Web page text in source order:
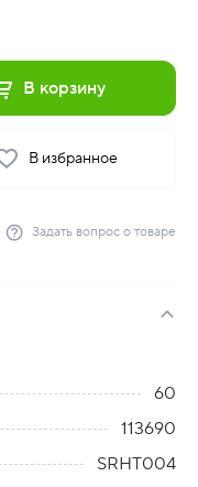
В корзину
В избранное
Задать вопрос о товаре
60
113690
SRHT004